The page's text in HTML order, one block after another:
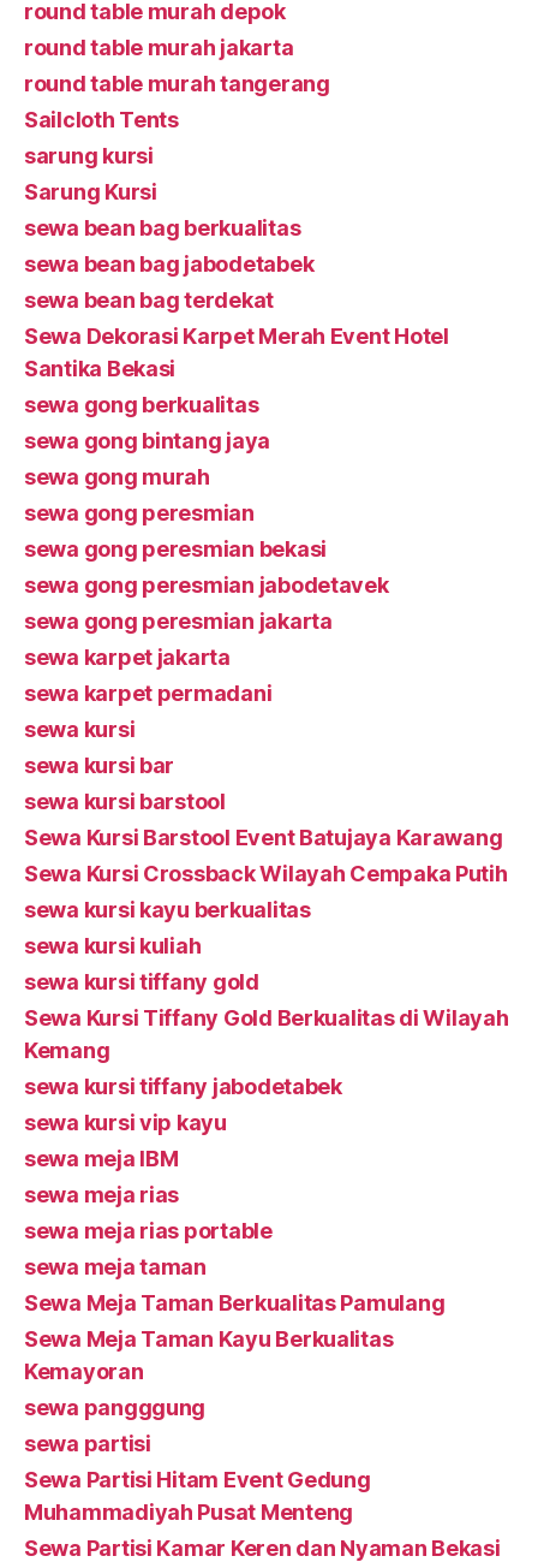
round table murah depok
round table murah jakarta
round table murah tangerang
Sailcloth Tents
sarung kursi
Sarung Kursi
sewa bean bag berkualitas
sewa bean bag jabodetabek
sewa bean bag terdekat
Sewa Dekorasi Karpet Merah Event Hotel
Santika Bekasi
sewa gong berkualitas
sewa gong bintang jaya
sewa gong murah
sewa gong peresmian
sewa gong peresmian bekasi
sewa gong peresmian jabodetavek
sewa gong peresmian jakarta
sewa karpet jakarta
sewa karpet permadani
sewa kursi
sewa kursi bar
sewa kursi barstool
Sewa Kursi Barstool Event Batujaya Karawang
Sewa Kursi Crossback Wilayah Cempaka Putih
sewa kursi kayu berkualitas
sewa kursi kuliah
sewa kursi tiffany gold
Sewa Kursi Tiffany Gold Berkualitas di Wilayah
Kemang
sewa kursi tiffany jabodetabek
sewa kursi vip kayu
sewa meja IBM
sewa meja rias
sewa meja rias portable
sewa meja taman
Sewa Meja Taman Berkualitas Pamulang
Sewa Meja Taman Kayu Berkualitas
Kemayoran
sewa pangggung
sewa partisi
Sewa Partisi Hitam Event Gedung
Muhammadiyah Pusat Menteng
Sewa Partisi Kamar Keren dan Nyaman Bekasi